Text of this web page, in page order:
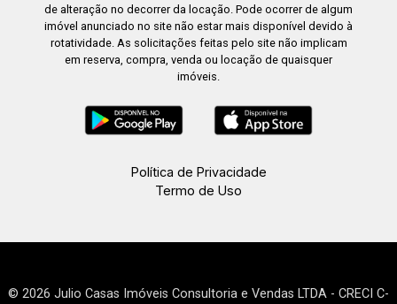
de alteração no decorrer da locação. Pode ocorrer de algum
imóvel anunciado no site não estar mais disponível devido à
rotatividade. As solicitações feitas pelo site não implicam
em reserva, compra, venda ou locação de quaisquer
imóveis.
Política de Privacidade
Termo de Uso
© 2026 Julio Casas Imóveis Consultoria e Vendas LTDA - CRECI C-